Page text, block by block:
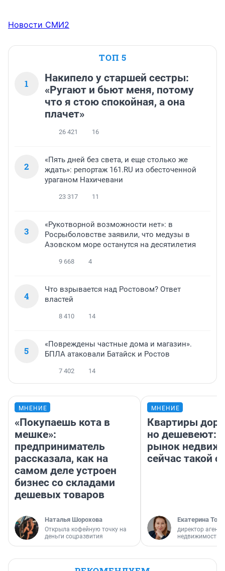
Новости СМИ2
ТОП 5
1
Накипело у старшей сестры:
«Ругают и бьют меня, потому
что я стою спокойная, а она
плачет»
26 421 16
2
«Пять дней без света, и еще столько же
ждать»: репортаж 161.RU из обесточенной
ураганом Нахичевани
23 317 11
3
«Рукотворной возможности нет»: в
Росрыболовстве заявили, что медузы в
Азовском море останутся на десятилетия
9 668 4
4
Что взрывается над Ростовом? Ответ
властей
8 410 14
5
«Повреждены частные дома и магазин».
БПЛА атаковали Батайск и Ростов
7 402 14
МНЕНИЕ
«Покупаешь кота в
мешке»:
предприниматель
рассказала, как на
самом деле устроен
бизнес со складами
дешевых товаров
Наталья Шорохова
Открыла кофейную точку на
деньги соцразвития
МНЕНИЕ
Квартиры
но дешевеют:
рынок
сейчас такой
Екатерина
директор
недвижимости